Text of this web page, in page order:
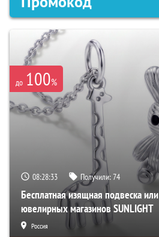
до 100%
08:28:32 Получили:74
Бесплатная изящная подвеска
ювелирных магазинов SUNLIGHT
Россия